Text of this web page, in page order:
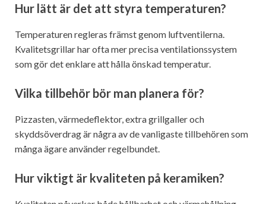
Hur lätt är det att styra temperaturen?
Temperaturen regleras främst genom luftventilerna.
Kvalitetsgrillar har ofta mer precisa ventilationssystem
som gör det enklare att hålla önskad temperatur.
Vilka tillbehör bör man planera för?
Pizzasten, värmedeflektor, extra grillgaller och
skyddsöverdrag är några av de vanligaste tillbehören som
många ägare använder regelbundet.
Hur viktigt är kvaliteten på keramiken?